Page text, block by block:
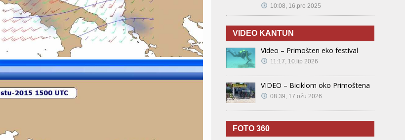
10:08, 16.pro 2025
VIDEO KANTUN
Video – Primošten eko festival
11:17, 10.lip 2026
VIDEO – Biciklom oko Primoštena
08:39, 17.ožu 2026
FOTO 360